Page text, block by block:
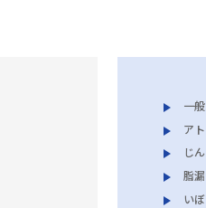
一
ア
じ
脂
い